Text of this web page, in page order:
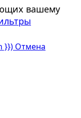
вашему
}}) Отмена